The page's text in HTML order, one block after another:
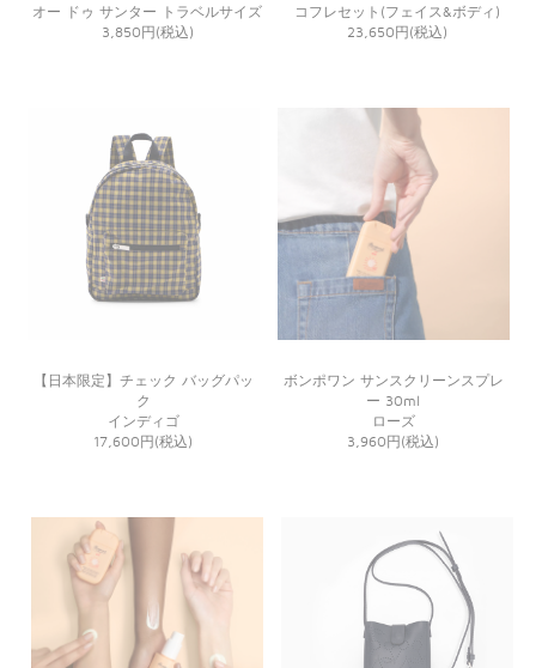
オー ドゥ サンター トラベルサイズ
3,850円(税込)
コフレセット(フェイス&ボディ)
23,650円(税込)
【日本限定】チェック バッグパッ
ク
インディゴ
17,600円(税込)
ボンポワン サンスクリーンスプレ
ー 30ml
ローズ
3,960円(税込)